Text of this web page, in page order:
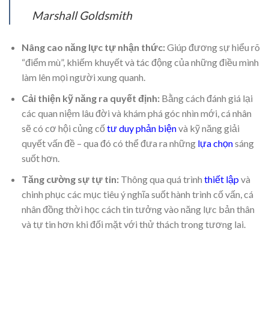
Marshall Goldsmith
Nâng cao năng lực tự nhận thức:Giúp đương sự hiểu rõ
“điểm mù”, khiếm khuyết và tác động của những điều mình
làm lên mọi người xung quanh.
Cải thiện kỹ năng ra quyết định:Bằng cách đánh giá lại
các quan niệm lâu đời và khám phá góc nhìn mới, cá nhân
sẽ có cơ hội củng cốtư duy phản biệnvà kỹ năng giải
quyết vấn đề – qua đó có thể đưa ra những lựa chọnsáng
suốt hơn.
Tăng cường sự tự tin:Thông qua quá trình thiết lậpvà
chinh phục các mục tiêu ý nghĩa suốt hành trình cố vấn, cá
nhân đồng thời học cách tin tưởng vào năng lực bản thân
và tự tin hơn khi đối mặt với thử thách trong tương lai.